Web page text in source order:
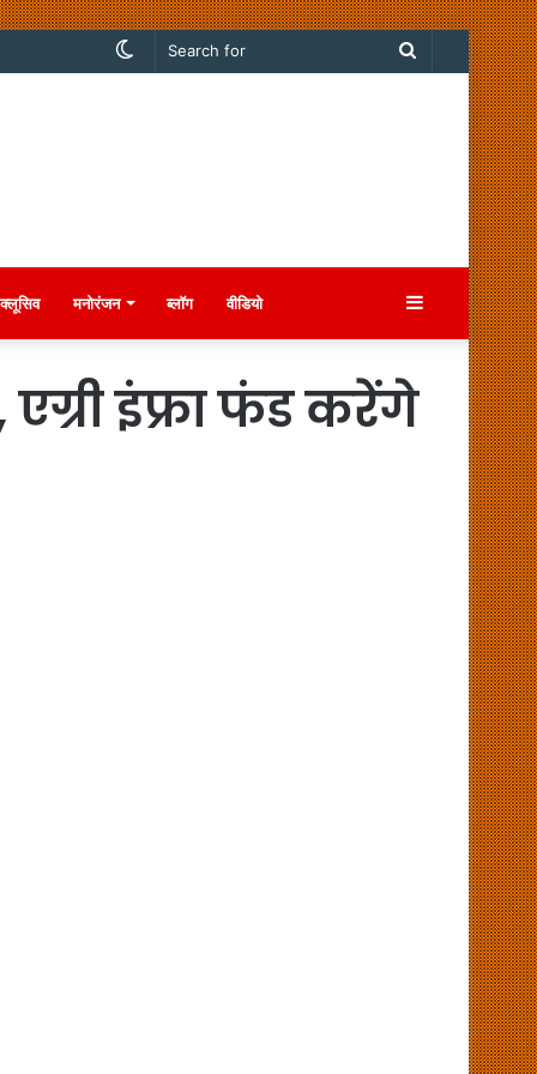
Search
Switch
मनोरंजन ब्लॉग वीडियो Sidebar
इंफ्रा फंड करेंगे